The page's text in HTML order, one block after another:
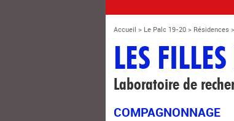
Accueil > Le Palc 19-20 > Résidences >
LES
Laboratoire de
COMPAGNONNAGE